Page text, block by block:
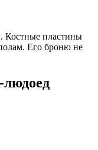
Костные пластины
Его броню не
людоед